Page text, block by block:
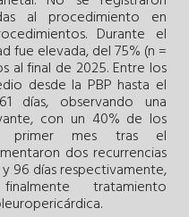
al procedimiento en
Durante el
fue elevada, del 75% (n =
al final de 2025. Entre los
desde la PBP hasta el
días, observando una
con un 40% de los
primer mes tras el
dos recurrencias
y 96 días respectivamente,
tratamiento